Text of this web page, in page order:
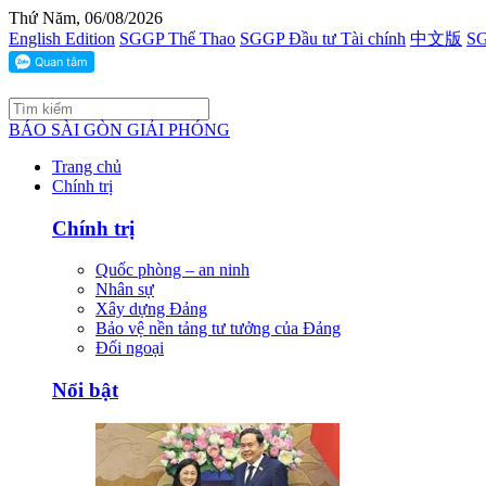
Thứ Năm, 06/08/2026
English Edition SGGP Thể Thao SGGP Đầu tư Tài chính 中文版
BÁO SÀI GÒN GIẢI PHÓNG
Trang chủ
Chính trị
Chính trị
Quốc phòng – an ninh
Nhân sự
Xây dựng Đảng
Bảo vệ nền tảng tư tưởng của Đảng
Đối ngoại
Nổi bật